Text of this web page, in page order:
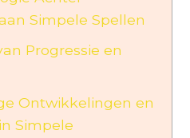
Simpele Spellen
Progressie en
Ontwikkelingen en
Simpele